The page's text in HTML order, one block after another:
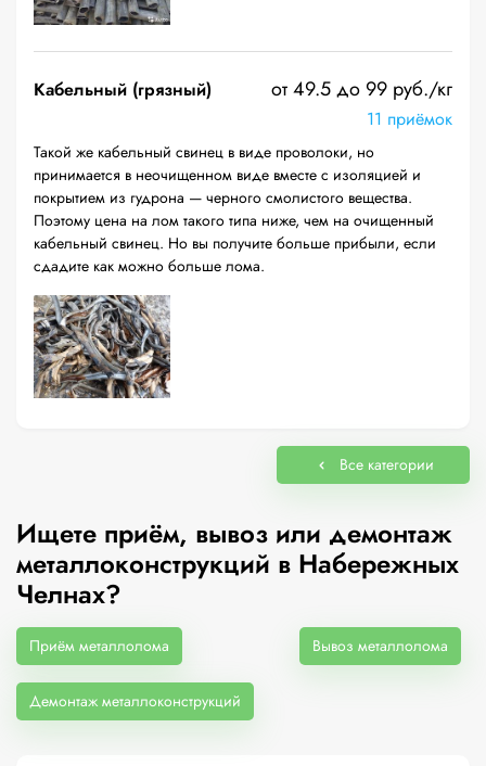
Кабельный (грязный) от 49.5 до 99 руб./кг
11 приёмок
Такой же кабельный свинец в виде проволоки, но
принимается в неочищенном виде вместе с изоляцией и
покрытием из гудрона — черного смолистого вещества.
Поэтому цена на лом такого типа ниже, чем на очищенный
кабельный свинец. Но вы получите больше прибыли, если
сдадите как можно больше лома.
Все категории
Ищете приём, вывоз или демонтаж
металлоконструкций в Набережных
Челнах?
Приём металлолома Вывоз металлолома
Демонтаж металлоконструкций